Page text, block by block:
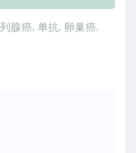
腺癌 单抗 卵巢癌